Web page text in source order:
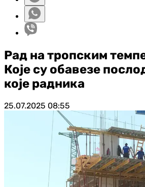
Рад на тропским
Које су обавезе
које радника
25.07.2025 08:55